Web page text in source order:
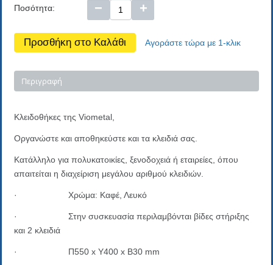
Ποσότητα:
+
−
Προσθήκη στο Καλάθι Αγοράστε τώρα με 1-κλικ
Περιγραφή
Κλειδοθήκες της Viometal,
Οργανώστε και αποθηκεύστε και τα κλειδιά σας.
Κατάλληλο για πολυκατοικίες, ξενοδοχειά ή εταιρείες, όπου
απαιτείται η διαχείριση μεγάλου αριθμού κλειδιών.
· Χρώμα: Καφέ, Λευκό
· Στην συσκευασία περιλαμβόνται βίδες στήριξης
και 2 κλειδιά
· Π550 x Y400 x B30 mm